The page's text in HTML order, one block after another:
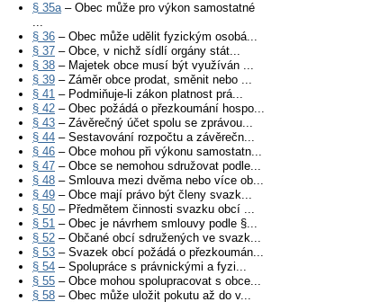
§ 35a– Obec může pro výkon samostatné
...
§ 36 – Obec může udělit fyzickým osobá...
§ 37 – Obce, v nichž sídlí orgány stát...
§ 38 – Majetek obce musí být využíván ...
§ 39 – Záměr obce prodat, směnit nebo ...
§ 41 – Podmiňuje-li zákon platnost prá...
§ 42 – Obec požádá o přezkoumání hospo...
§ 43 – Závěrečný účet spolu se zprávou...
§ 44 – Sestavování rozpočtu a závěrečn...
§ 46 – Obce mohou při výkonu samostatn...
§ 47 – Obce se nemohou sdružovat podle...
§ 48 – Smlouva mezi dvěma nebo více ob...
§ 49 – Obce mají právo být členy svazk...
§ 50 – Předmětem činnosti svazku obcí ...
§ 51 – Obec je návrhem smlouvy podle §...
§ 52 – Občané obcí sdružených ve svazk...
§ 53 – Svazek obcí požádá o přezkoumán...
§ 54 – Spolupráce s právnickými a fyzi...
§ 55 – Obce mohou spolupracovat s obce...
§ 58 – Obec může uložit pokutu až do v...